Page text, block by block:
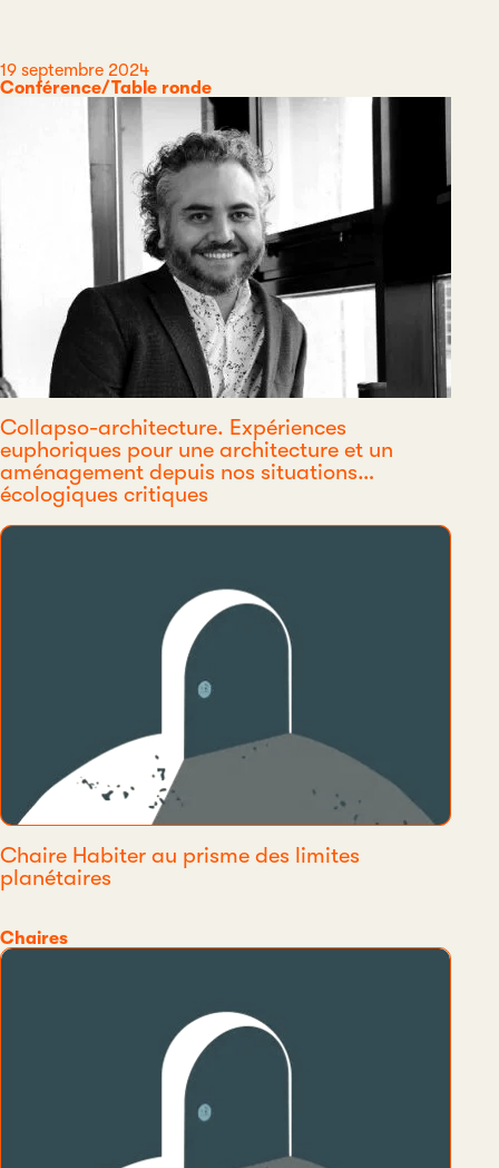
Date
19 septembre 2024
Catégorie
Conférence/Table ronde
Collapso-architecture. Expériences
euphoriques pour une architecture et un
aménagement depuis nos situations
écologiques critiques
Chaire Habiter au prisme des limites
planétaires
Catégorie
Chaires